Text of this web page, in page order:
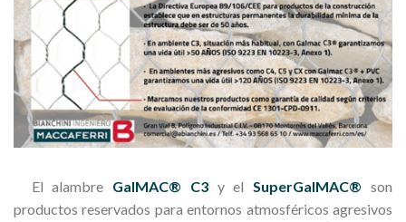
El alambre GalMAC® C3y elSuperGalMAC® son
productos reservados para entornos atmosféricos agresivos